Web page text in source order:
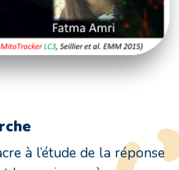
à l’étude de la réponse